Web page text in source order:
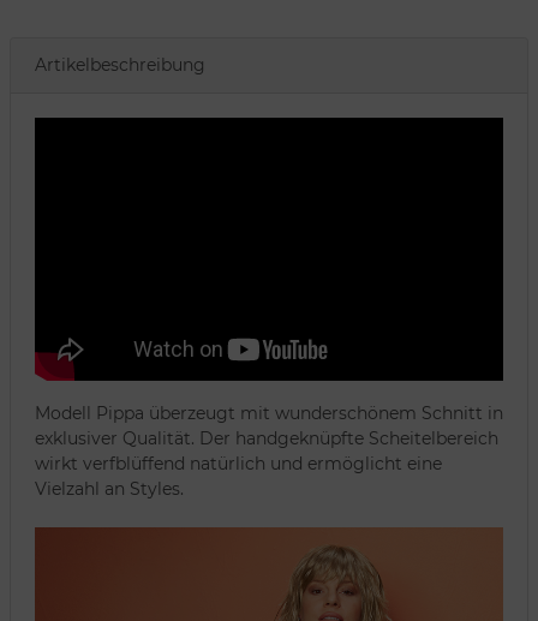
Artikelbeschreibung
Modell Pippa überzeugt mit wunderschönem Schnitt in
exklusiver Qualität. Der handgeknüpfte Scheitelbereich
wirkt verfblüffend natürlich und ermöglicht eine
Vielzahl an Styles.